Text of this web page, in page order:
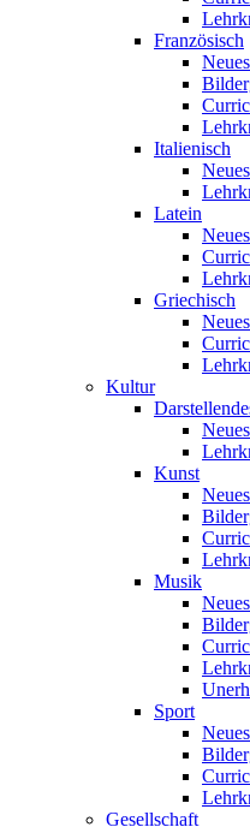
Französisch
Italienisch
Latein
Griechisch
Kultur
Kunst
Musik
Sport
Gesellschaft